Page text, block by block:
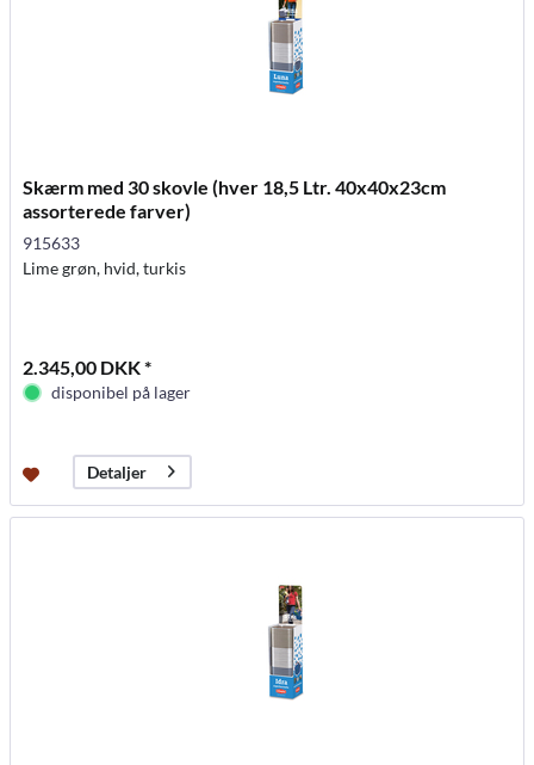
Skærm med 30 skovle (hver 18,5 Ltr. 40x40x23cm
assorterede farver)
915633
Lime grøn, hvid, turkis
2.345,00 DKK *
disponibel på lager
Detaljer